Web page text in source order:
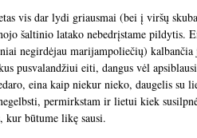
vis dar lydi griausmai (bei į viršų
šaltinio latako nebedrįstame pildytis.
negirdėjau marijampoliečių)
pusvalandžiui eiti, dangus vėl
eina kaip niekur nieko, daugelis su
permirkstam ir lietui kiek
kur būtume likę sausi.